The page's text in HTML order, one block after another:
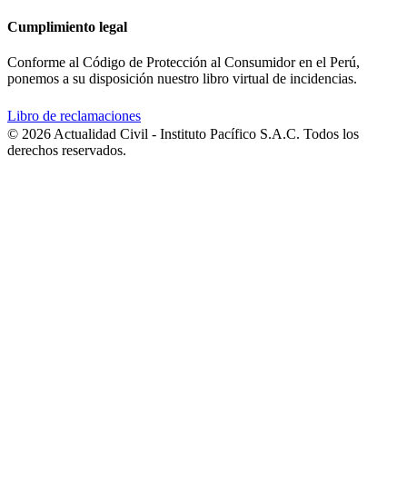
Cumplimiento legal
Conforme al Código de Protección al Consumidor en el Perú,
ponemos a su disposición nuestro libro virtual de incidencias.
Libro de reclamaciones
© 2026 Actualidad Civil - Instituto Pacífico S.A.C. Todos los
derechos reservados.